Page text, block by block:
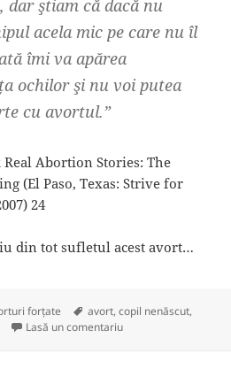
dar ştiam că dacă nu
acela mic pe care nu îl
îmi va apărea
ochilor şi nu voi putea
cu avortul.”
Abortion Stories: The
(El Paso, Texas: Strive for
24
din tot sufletul acest avort…
forțate Etichete
avort,copil nenăscut,
Lasă un comentariula O adolescentă